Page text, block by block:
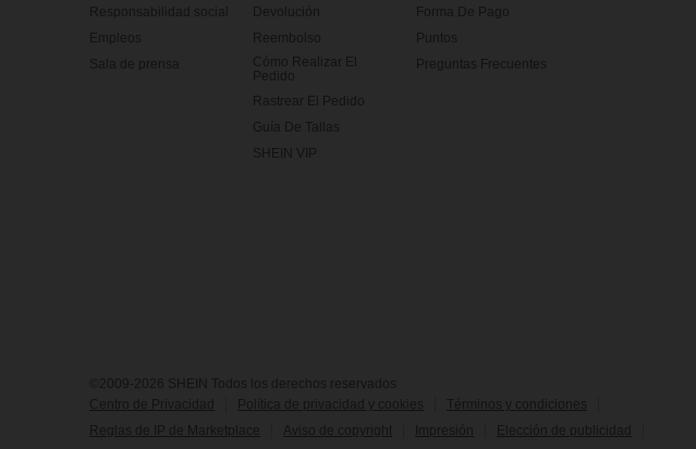
Responsabilidad social
Empleos
Sala de prensa
Devolución
Reembolso
Cómo Realizar El
Pedido
Rastrear El Pedido
Guía De Tallas
SHEIN VIP
Forma De Pago
Puntos
Preguntas Frecuentes
©2009-2026 SHEIN Todos los derechos reservados
Centro de Privacidad
Política de privacidad y cookies
Términos y condiciones
Reglas de IP de Marketplace
Aviso de copyright Impresión Elección de publicidad